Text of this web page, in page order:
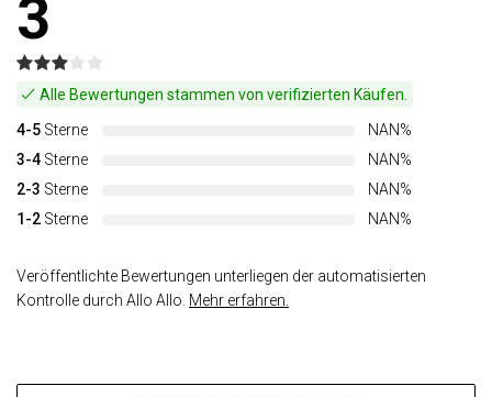
3
Alle Bewertungen stammen von verifizierten Käufen.
4-5 Sterne
NAN%
3-4 Sterne
NAN%
2-3 Sterne
NAN%
1-2 Sterne NAN%
Veröffentlichte Bewertungen unterliegen der automatisierten
Kontrolle durch Allo Allo. Mehr erfahren.